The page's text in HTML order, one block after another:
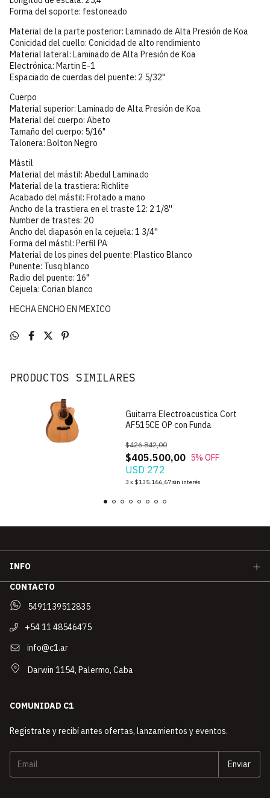
Forma del soporte: festoneado
Material de la parte posterior: Laminado de Alta Presión de Koa
Conicidad del cuello: Conicidad de alto rendimiento
Material lateral: Laminado de Alta Presión de Koa
Electrónica: Martin E-1
Espaciado de cuerdas del puente: 2 5/32"
Cuerpo
Material superior: Laminado de Alta Presión de Koa
Material del cuerpo: Abeto
Tamaño del cuerpo: 5/16"
Talonera: Bolton Negro
Mástil
Material del mástil: Abedul Laminado
Material de la trastiera: Richlite
Acabado del mástil: Frotado a mano
Ancho de la trastiera en el traste 12: 2 1/8''
Number de trastes: 20
Ancho del diapasón en la cejuela: 1 3/4''
Forma del mástil: Perfil PA
Material de los pines del puente: Plastico Blanco
Punente: Tusq blanco
Radio del puente: 16"
Cejuela: Corian blanco
HECHA ENCHO EN MEXICO
PRODUCTOS SIMILARES
Guitarra Electroacustica Cort
AF515CE OP con Funda
$405.500,00
$426.842,00
5% OFF
USD 272
3 x $135.166,67sin interés
INFO
CONTACTO
5491139512835
+54 11 48546475
info@c1.ar
Darwin 1154, Palermo, Caba
COMUNIDAD C1
Registrate y recibí antes ofertas, lanzamientos y eventos.